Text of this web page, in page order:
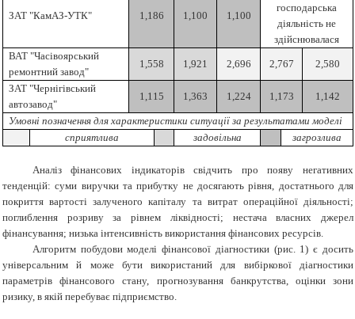
ЗАТ "КамАЗ-УТК" 1,186 1,100 1,100
господарська
діяльність не
здійснювалася
ВАТ "Часівоярський
ремонтний завод"
1,558 1,921 2,696 2,767 2,580
ЗАТ "Чернігівський
автозавод"
1,115 1,363 1,224 1,173 1,142
Умовні позначення для характеристики ситуації за результатами моделі
сприятлива
задовільна загрозлива
Аналіз фінансових індикаторів свідчить про появу негативних
тенденцій: суми виручки та прибутку не досягають рівня, достатнього для
покриття вартості залученого капіталу та витрат операційної діяльності;
поглиблення розриву за рівнем ліквідності; нестача власних джерел
фінансування; низька інтенсивність використання фінансових ресурсів.
Алгоритм побудови моделі фінансової діагностики (рис. 1) є досить
універсальним й може бути використаний для вибіркової діагностики
параметрів фінансового стану, прогнозування банкрутства, оцінки зони
ризику, в якій перебуває підприємство.